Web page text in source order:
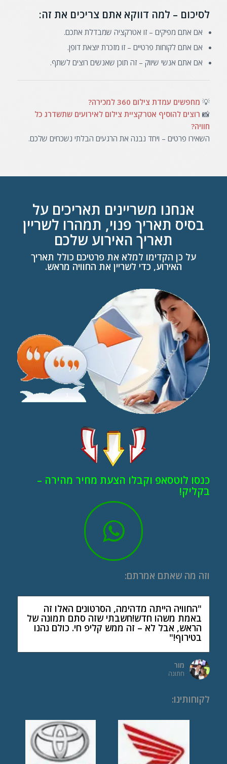
לסיכום – למה דווקא אתם צריכים את זה:
אם אתם מפיקים – זו אטרקציה שמבדלת אתכם.
אם אתם לקוחות פרטיים – זו מזכרת יוצאת דופן.
אם אתם אנשי שיווק – זה תוכן שאנשים רוצים לשתף.
💡 מחפשים עמדת צילום 360 למכירה?
📸 רוצים להוסיף אטרקציית צילום לאירועים שתשדרג כל
חוויה?
השאירו פרטים – ויחד נבנה את הרגעים הבלתי נשכחים שלכם.
אנחנו משריינים תאריכים על
בסיס תאריך פנוי, תמהרו לשריין
תאריך האירוע שלכם
על כן הקדימו למלא את פרטיכם כולל תאריך
האירוע, כדי לשריין את החוויה מראש.
כנסו לוטסאפ וקבלו הצעת מחיר מהירה –
בקליק!
וזה מה שאתם אמרתם:
"החוויה הייתה מדהימה, הסרטונים האלו זה
באמת משהו חדש!חשבתי שזה סתם תמונה של
הראש, אבל לא – זה ממש קליפ חי. כולם נהנו
בטירוף!"
מור
חתונה
"איך שראיתי את זה ידעתי שבבר מצווה שלי אני
חייב שזה יהיה. העלנו את הסרטונים לפייסבוק
ועושים תחרות לייקים עם החברים!"
יובל
בר מצווה
לקוחותינו: